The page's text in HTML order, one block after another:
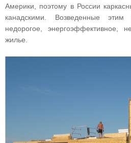
Америки, поэтому в России
канадскими. Возведенные
недорогое, энергоэффективное,
жилье.